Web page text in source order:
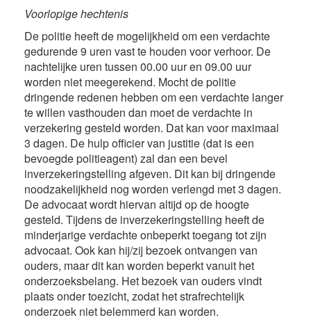
Voorlopige hechtenis
De politie heeft de mogelijkheid om een verdachte
gedurende 9 uren vast te houden voor verhoor. De
nachtelijke uren tussen 00.00 uur en 09.00 uur
worden niet meegerekend. Mocht de politie
dringende redenen hebben om een verdachte langer
te willen vasthouden dan moet de verdachte in
verzekering gesteld worden. Dat kan voor maximaal
3 dagen. De hulp officier van justitie (dat is een
bevoegde politieagent) zal dan een bevel
inverzekeringstelling afgeven. Dit kan bij dringende
noodzakelijkheid nog worden verlengd met 3 dagen.
De advocaat wordt hiervan altijd op de hoogte
gesteld. Tijdens de inverzekeringstelling heeft de
minderjarige verdachte onbeperkt toegang tot zijn
advocaat. Ook kan hij/zij bezoek ontvangen van
ouders, maar dit kan worden beperkt vanuit het
onderzoeksbelang. Het bezoek van ouders vindt
plaats onder toezicht, zodat het strafrechtelijk
onderzoek niet belemmerd kan worden.